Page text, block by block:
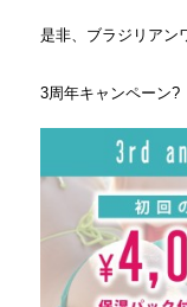
是非、ブラジリアン
3周年キャンペーン?